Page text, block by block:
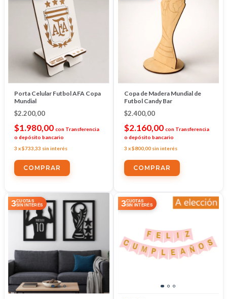
Porta Celular Futbol AFA Copa
Mundial
$2.200,00
$1.980,00 con Transferencia
o depósito bancario
3 x$733,33 sin interés
Copa de Madera Mundial de
Futbol Candy Bar
$2.400,00
$2.160,00 con Transferencia
o depósito bancario
3 x$800,00 sin interés
3CUOTAS
SIN INTERÉS
3CUOTAS
SIN INTERÉS